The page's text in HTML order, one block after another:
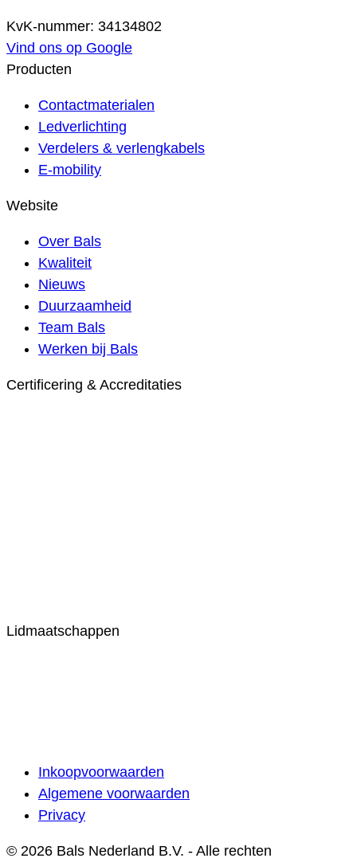
KvK-nummer: 34134802
Vind ons op Google
Producten
Contactmaterialen
Ledverlichting
Verdelers & verlengkabels
E-mobility
Website
Over Bals
Kwaliteit
Nieuws
Duurzaamheid
Team Bals
Werken bij Bals
Certificering & Accreditaties
Lidmaatschappen
Inkoopvoorwaarden
Algemene voorwaarden
Privacy
© 2026 Bals Nederland B.V. - Alle rechten